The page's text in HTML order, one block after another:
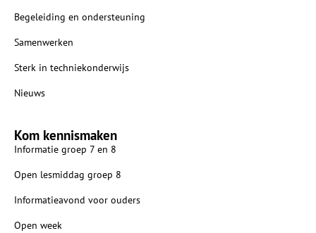
Begeleiding en ondersteuning
Samenwerken
Sterk in techniekonderwijs
Nieuws
Kom kennismaken
Informatie groep 7 en 8
Open lesmiddag groep 8
Informatieavond voor ouders
Open week